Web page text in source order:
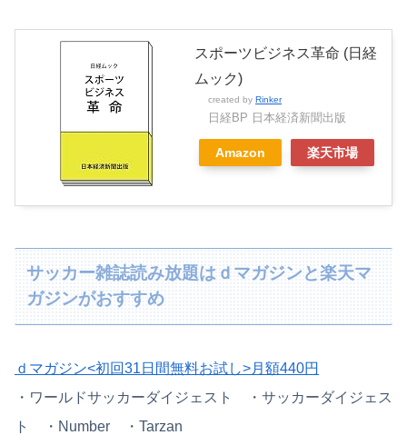
スポーツビジネス革命 (日経
ムック)
created by Rinker
日経BP 日本経済新聞出版
Amazon 楽天市場
サッカー雑誌読み放題はｄマガジンと楽天マ
ガジンがおすすめ
ｄマガジン<初回31日間無料お試し>月額440円
・ ワールドサッカーダイジェスト ・ サッカーダイジェス
ト ・ Number ・Tarzan